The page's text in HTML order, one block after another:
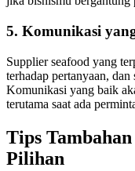
5. Komunikasi
Supplier seafood yang
terhadap pertanyaan,
Komunikasi yang baik
terutama saat ada
Tips
Pilihan